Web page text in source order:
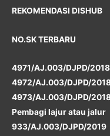
REKOMENDASI DISHUB
NO.SK TERBARU
4971/AJ.003/DJPD/
4972/AJ.003/DJPD/
4973/AJ.003/DJPD/
Pembagi lajur atau jalur
933/AJ.003/DJPD/